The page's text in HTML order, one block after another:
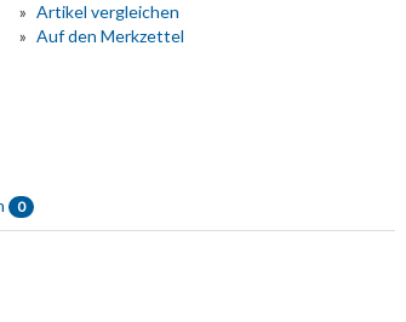
Artikel vergleichen
Auf den Merkzettel
0